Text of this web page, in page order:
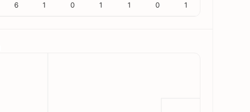
6 1 0 1 1 0 1